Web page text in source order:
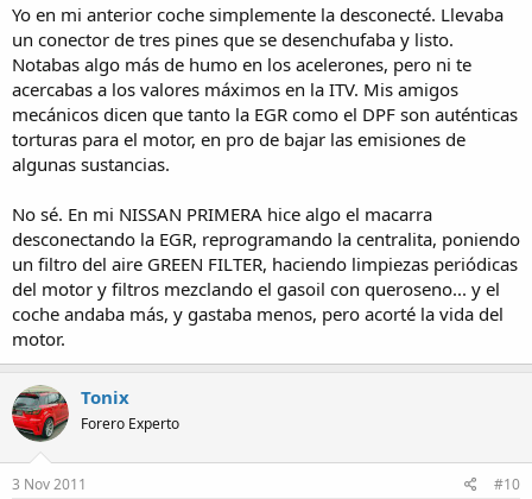
Yo en mi anterior coche simplemente la desconecté. Llevaba
un conector de tres pines que se desenchufaba y listo.
Notabas algo más de humo en los acelerones, pero ni te
acercabas a los valores máximos en la ITV. Mis amigos
mecánicos dicen que tanto la EGR como el DPF son auténticas
torturas para el motor, en pro de bajar las emisiones de
algunas sustancias.
No sé. En mi NISSAN PRIMERA hice algo el macarra
desconectando la EGR, reprogramando la centralita, poniendo
un filtro del aire GREEN FILTER, haciendo limpiezas periódicas
del motor y filtros mezclando el gasoil con queroseno... y el
coche andaba más, y gastaba menos, pero acorté la vida del
motor.
Tonix
Forero Experto
3 Nov 2011 #10